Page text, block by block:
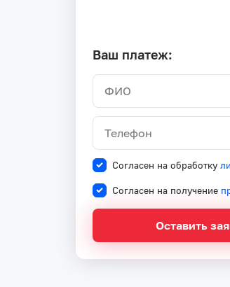
Ваш платеж:
Согласен на обработку
Согласен на получение
Оставить